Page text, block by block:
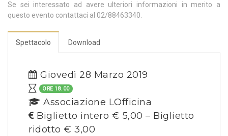
Se sei interessato ad avere ulteriori informazioni in merito a
questo evento contattaci al 02/88463340.
Spettacolo Download
Giovedì 28 Marzo 2019
ORE 18.00
Associazione LOfficina
Biglietto intero € 5,00 – Biglietto
ridotto € 3,00